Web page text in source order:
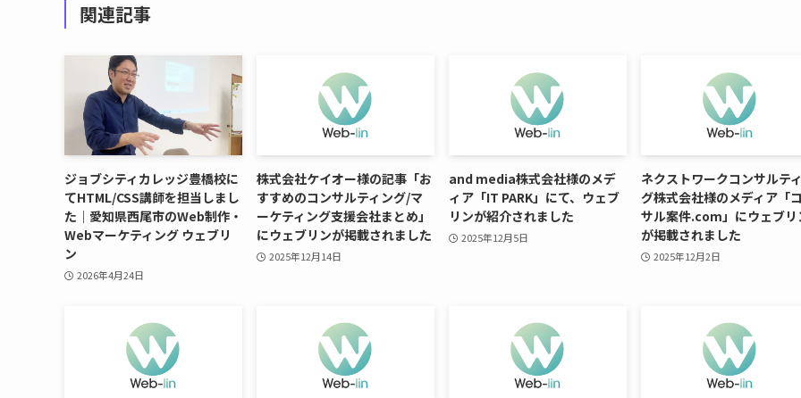
関連記事
ジョブシティカレッジ豊橋校に
てHTML/CSS講師を担当しまし
た｜愛知県西尾市のWeb制作・
Webマーケティング ウェブリ
ン
2026年4月24日
株式会社ケイオー様の記事「お
すすめのコンサルティング/マ
ーケティング支援会社まとめ」
にウェブリンが掲載されました
2025年12月14日
and media株式会社様のメデ
ィア「IT PARK」にて、ウェブ
リンが紹介されました
2025年12月5日
ネクストワークコンサルテ
グ株式会社様のメディア「
サル案件.com」にウェブリ
が掲載されました
2025年12月2日